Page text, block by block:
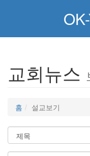
교회뉴스
홈 설교보기